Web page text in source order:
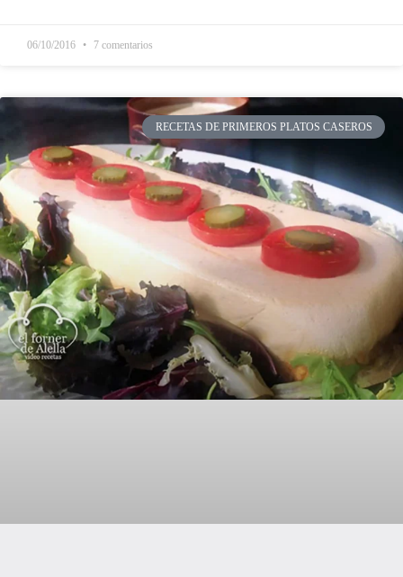
06/10/2016 7 comentarios
RECETAS DE PRIMEROS PLATOS CASEROS